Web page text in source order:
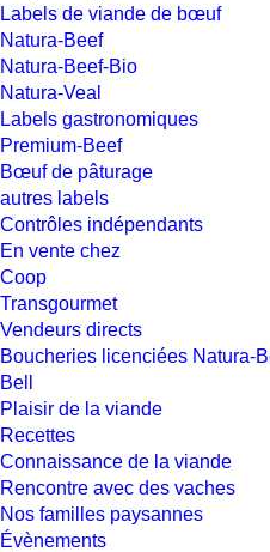
Labels de viande de bœuf
Natura-Beef
Natura-Beef-Bio
Natura-Veal
Labels gastronomiques
Premium-Beef
Bœuf de pâturage
autres labels
Contrôles indépendants
En vente chez
Coop
Transgourmet
Vendeurs directs
Boucheries licenciées Natura-
Bell
Plaisir de la viande
Recettes
Connaissance de la viande
Rencontre avec des vaches
Nos familles paysannes
Évènements